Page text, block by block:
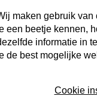
maken gebruik
een beetje kennen,
informatie in
de best mogelijke
Cookie